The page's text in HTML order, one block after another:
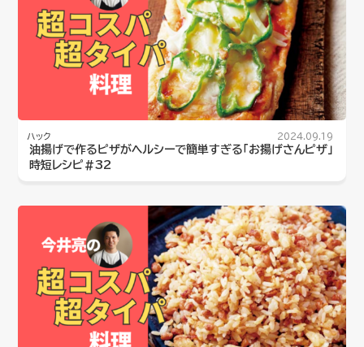
ハック 2024.09.19
油揚げで作るピザがヘルシーで簡単すぎる「お揚げさんピザ」
時短レシピ#32